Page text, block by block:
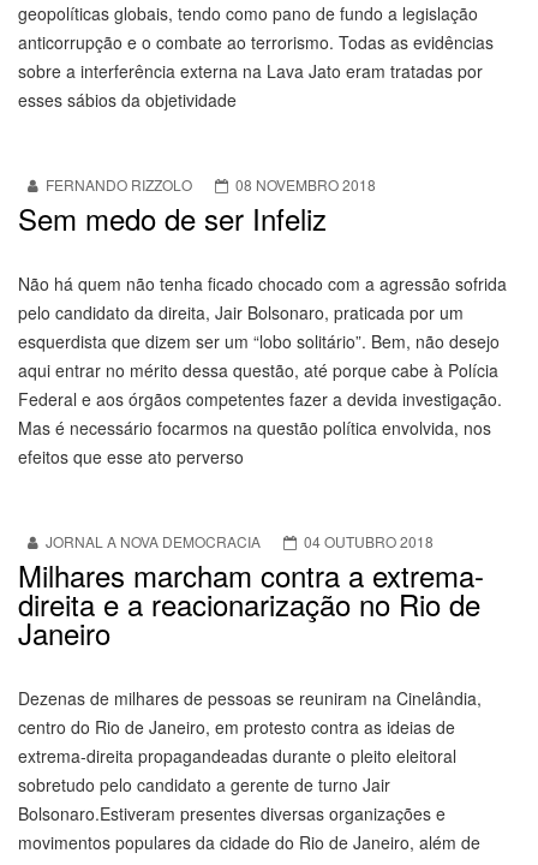
geopolíticas globais, tendo como pano de fundo a legislação
anticorrupção e o combate ao terrorismo. Todas as evidências
sobre a interferência externa na Lava Jato eram tratadas por
esses sábios da objetividade
FERNANDO RIZZOLO 08 NOVEMBRO 2018
Sem medo de ser Infeliz
Não há quem não tenha ficado chocado com a agressão sofrida
pelo candidato da direita, Jair Bolsonaro, praticada por um
esquerdista que dizem ser um “lobo solitário”. Bem, não desejo
aqui entrar no mérito dessa questão, até porque cabe à Polícia
Federal e aos órgãos competentes fazer a devida investigação.
Mas é necessário focarmos na questão política envolvida, nos
efeitos que esse ato perverso
JORNAL A NOVA DEMOCRACIA 04 OUTUBRO 2018
Milhares marcham contra a extrema-
direita e a reacionarização no Rio de
Janeiro
Dezenas de milhares de pessoas se reuniram na Cinelândia,
centro do Rio de Janeiro, em protesto contra as ideias de
extrema-direita propagandeadas durante o pleito eleitoral
sobretudo pelo candidato a gerente de turno Jair
Bolsonaro.Estiveram presentes diversas organizações e
movimentos populares da cidade do Rio de Janeiro, além de